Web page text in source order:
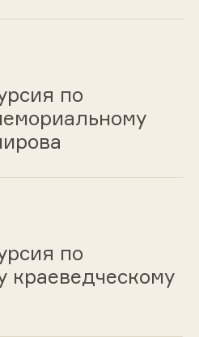
по
по
краеведческому